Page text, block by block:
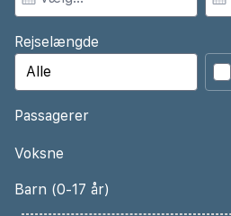
Rejselængde
Passagerer
Voksne
Barn (0-17 år)